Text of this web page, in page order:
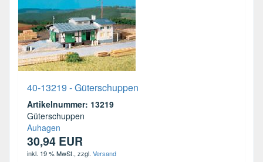
40-13219 - Güterschuppen
Artikelnummer: 13219
Güterschuppen
Auhagen
30,94 EUR
inkl. 19 % MwSt., zzgl. Versand